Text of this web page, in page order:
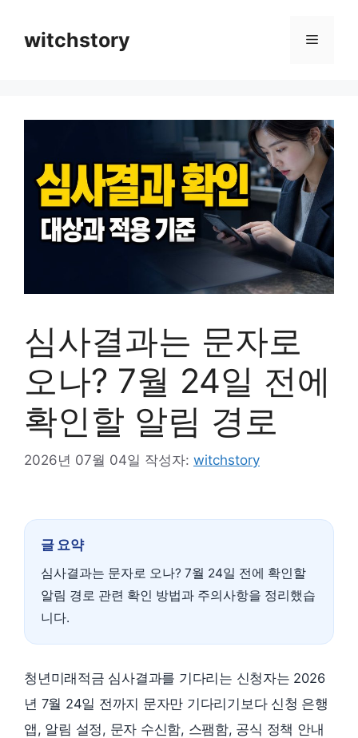
witchstory 메
심사결과는 문자로
오나? 7월 24일 전에
확인할 알림 경로
2026년 07월 04일 작성자: witchstory
글 요약
심사결과는 문자로 오나? 7월 24일 전에 확인할
알림 경로 관련 확인 방법과 주의사항을 정리했습
니다.
청년미래적금 심사결과를 기다리는 신청자는 2026
년 7월 24일 전까지 문자만 기다리기보다 신청 은행
앱, 알림 설정, 문자 수신함, 스팸함, 공식 정책 안내